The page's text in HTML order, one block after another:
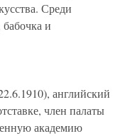
Среди
и
английский
член палаты
академию